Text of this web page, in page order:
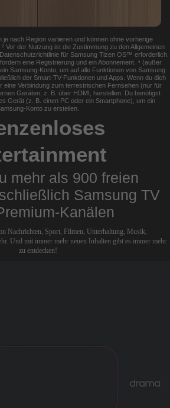
je nach Region variieren und können ohne vorherige
Vor der Nutzung ist die Zustimmung zu den Allgemeinen
für Samsung Tizen OS™ erforderlich.
eine Registrierung und ein Abonnement. ⁴ (außer
Samsung-Konto, um auf alle Funktionen von Samsung
der Smart-TV-Funktionen und Apps. Wenn du dich
eine Verbindung zum terrestrischen Fernsehen (nur für
Geräten, z. B. über HDMI, herstellen. Du benötigst
Gerät (z. B. einen PC oder ein Smartphone), um ein
Konto zu erstellen.
mehr als 900 freien
Samsung TV
Kanälen
Nachrichten, Sport, Filmen, Unterhaltung, Musik,
Und mit immer mehr neuen Inhalten gibt es immer mehr
zu entdecken!